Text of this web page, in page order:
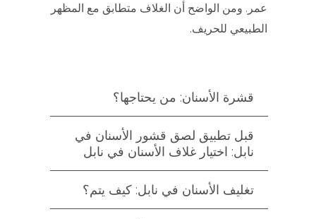
عمر. ومن الواضح أن الغلاف متطابق مع المظهر
الطبيعي للحريف.
قشرة الأسنان: من يحتاجها؟
قبل تطبيق لصق قشور الأسنان في
نابل: اختيار غلاف الأسنان في نابل
تغليف الأسنان في نابل: كيف يتم؟